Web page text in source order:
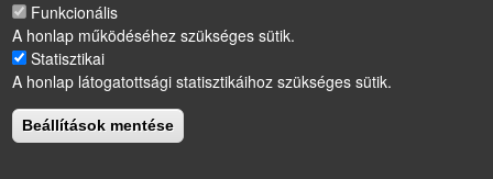
Funkcionális
A honlap működéséhez szükséges sütik.
Statisztikai
A honlap látogatottsági statisztikáihoz szükséges sütik.
Beállítások mentése